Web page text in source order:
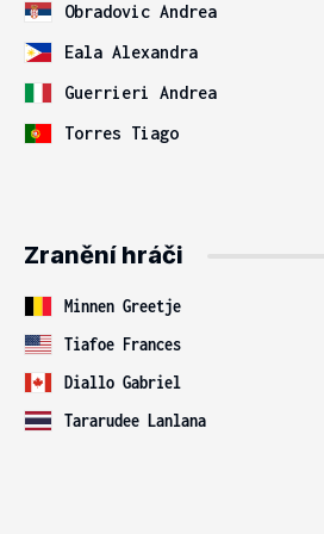
Obradovic Andrea
Eala Alexandra
Guerrieri Andrea
Torres Tiago
Zranění hráči
Minnen Greetje
Tiafoe Frances
Diallo Gabriel
Tararudee Lanlana